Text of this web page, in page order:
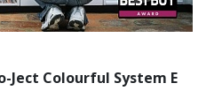
Ject Colourful System E